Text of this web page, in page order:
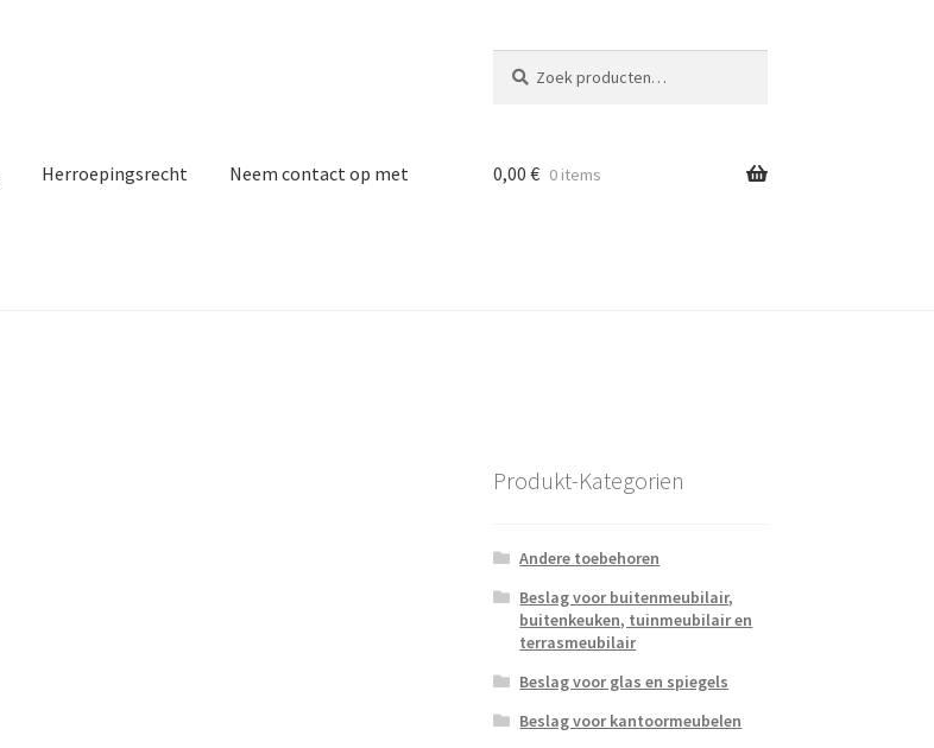
naar:
Herroepingsrecht Neem contact op met 0,00 € 0 items
Produkt-Kategorien
Andere toebehoren
Beslag voor buitenmeubilair,
buitenkeuken, tuinmeubilair en
terrasmeubilair
Beslag voor glas en spiegels
Beslag voor kantoormeubelen